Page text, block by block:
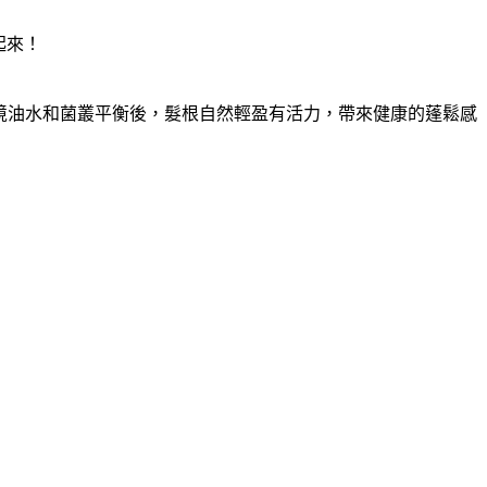
！
水和菌叢平衡後，髮根自然輕盈有活力，帶來健康的蓬鬆感